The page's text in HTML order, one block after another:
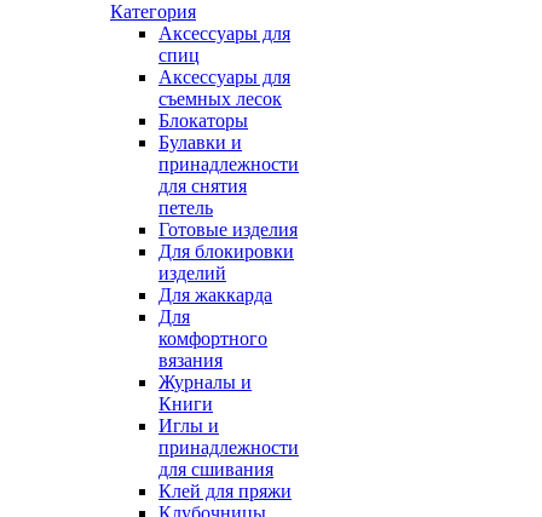
Категория
Аксессуары для
спиц
Аксессуары для
съемных лесок
Блокаторы
Булавки и
принадлежности
для снятия
петель
Готовые изделия
Для блокировки
изделий
Для жаккарда
Для
комфортного
вязания
Журналы и
Книги
Иглы и
принадлежности
для сшивания
Клей для пряжи
Клубочницы